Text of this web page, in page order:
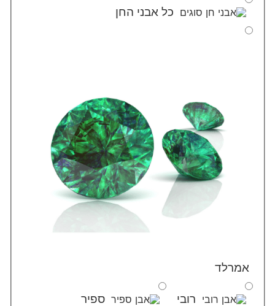
כל אבני החן
אמרלד
רובי ספיר